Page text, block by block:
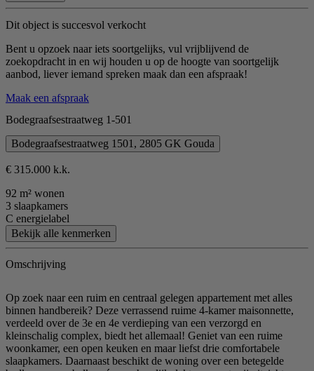
Dit object is succesvol verkocht
Bent u opzoek naar iets soortgelijks, vul vrijblijvend de
zoekopdracht in en wij houden u op de hoogte van soortgelijk
aanbod, liever iemand spreken maak dan een afspraak!
Maak een afspraak
Bodegraafsestraatweg 1-501
Bodegraafsestraatweg 1501, 2805 GK Gouda
€ 315.000 k.k.
92 m² wonen
3 slaapkamers
C energielabel
Bekijk alle kenmerken
Omschrijving
Op zoek naar een ruim en centraal gelegen appartement met alles
binnen handbereik? Deze verrassend ruime 4-kamer maisonnette,
verdeeld over de 3e en 4e verdieping van een verzorgd en
kleinschalig complex, biedt het allemaal! Geniet van een ruime
woonkamer, een open keuken en maar liefst drie comfortabele
slaapkamers. Daarnaast beschikt de woning over een betegelde